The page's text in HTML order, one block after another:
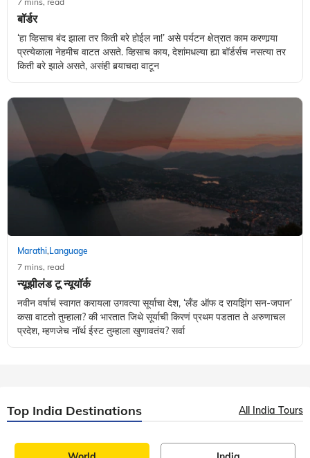
बॉर्डर
‘हा व्हिसाच बंद झाला तर किती बरे होईल ना!’ असे पर्यटन क्षेत्रात काम करणार्‍या
प्रत्येकाला नेहमीच वाटत असते. व्हिसाच काय, देशांमधल्या ह्या बॉर्डर्सच नसत्या तर
किती बरे झाले असते, असंही बर्‍याचदा वाटून
Marathi, Language
7 mins, read
न्यूझीलंड टू न्यूयॉर्क
नवीन वर्षाचं स्वागत करायला उगवत्या सूर्याचा देश, ‘लँड ऑफ द रायझिंग सन-जपान’
कसा वाटतो तुम्हाला? की भारतात जिथे सूर्याची किरणं प्रथम पडतात ते अरुणाचल
प्रदेश, म्हणजेच नॉर्थ ईस्ट तुम्हाला खुणावतंय? सर्वा
Top India Destinations All India Tours